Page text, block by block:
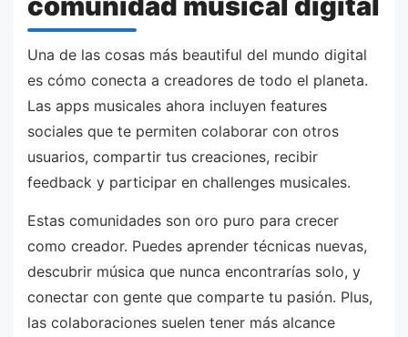
Una de las cosas más beautiful del mundo digital
es cómo conecta a creadores de todo el planeta.
Las apps musicales ahora incluyen features
sociales que te permiten colaborar con otros
usuarios, compartir tus creaciones, recibir
feedback y participar en challenges musicales.
Estas comunidades son oro puro para crecer
como creador. Puedes aprender técnicas nuevas,
descubrir música que nunca encontrarías solo, y
conectar con gente que comparte tu pasión. Plus,
las colaboraciones suelen tener más alcance